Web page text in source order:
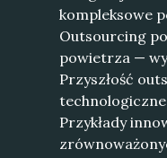
kompleksowe
Outsourcing
powietrza —
Przyszłość
Przykłady